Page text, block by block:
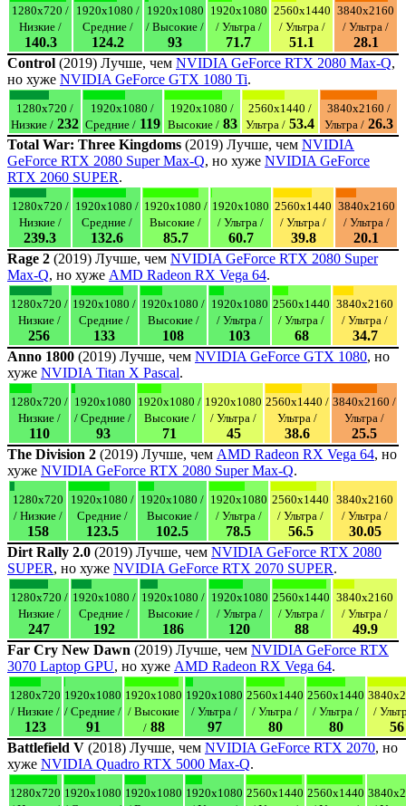
1280x720 /
Низкие /
140.3
1920x1080 /
Средние /
124.2
1920x1080
/ Высокие /
93
1920x1080
/ Ультра /
71.7
2560x1440
/ Ультра /
51.1
3840x2160
/ Ультра /
28.1
Control (2019) Лучше, чем NVIDIA GeForce RTX 2080 Max-Q,
но хуже NVIDIA GeForce GTX 1080 Ti.
1280x720 /
Низкие / 232
1920x1080 /
Средние / 119
1920x1080 /
Высокие / 83
2560x1440 /
Ультра / 53.4
3840x2160 /
Ультра / 26.3
Total War: Three Kingdoms (2019) Лучше, чем NVIDIA
GeForce RTX 2080 Super Max-Q, но хуже NVIDIA GeForce
RTX 2060 SUPER.
1280x720 /
Низкие /
239.3
1920x1080 /
Средние /
132.6
1920x1080 /
Высокие /
85.7
1920x1080
/ Ультра /
60.7
2560x1440
/ Ультра /
39.8
3840x2160
/ Ультра /
20.1
Rage 2 (2019) Лучше, чем NVIDIA GeForce RTX 2080 Super
Max-Q, но хуже AMD Radeon RX Vega 64.
1280x720 /
Низкие /
256
1920x1080 /
Средние /
133
1920x1080 /
Высокие /
108
1920x1080
/ Ультра /
103
2560x1440
/ Ультра /
68
3840x2160
/ Ультра /
34.7
Anno 1800 (2019) Лучше, чем NVIDIA GeForce GTX 1080, но
хуже NVIDIA Titan X Pascal.
1280x720 /
Низкие /
110
1920x1080
/ Средние /
93
1920x1080 /
Высокие /
71
1920x1080
/ Ультра /
45
2560x1440 /
Ультра /
38.6
3840x2160 /
Ультра /
25.5
The Division 2 (2019) Лучше, чем AMD Radeon RX Vega 64, но
хуже NVIDIA GeForce RTX 2080 Super Max-Q.
1280x720
/ Низкие /
158
1920x1080 /
Средние /
123.5
1920x1080 /
Высокие /
102.5
1920x1080
/ Ультра /
78.5
2560x1440
/ Ультра /
56.5
3840x2160
/ Ультра /
30.05
Dirt Rally 2.0 (2019) Лучше, чем NVIDIA GeForce RTX 2080
SUPER, но хуже NVIDIA GeForce RTX 2070 SUPER.
1280x720 /
Низкие /
247
1920x1080 /
Средние /
192
1920x1080 /
Высокие /
186
1920x1080
/ Ультра /
120
2560x1440
/ Ультра /
88
3840x2160
/ Ультра /
49.9
Far Cry New Dawn (2019) Лучше, чем NVIDIA GeForce RTX
3070 Laptop GPU, но хуже AMD Radeon RX Vega 64.
1280x720
/ Низкие /
123
1920x1080
/ Средние /
91
1920x1080
/ Высокие
/ 88
1920x1080
/ Ультра /
97
2560x1440
/ Ультра /
80
2560x1440
/ Ультра /
80
/
56
Battlefield V (2018) Лучше, чем NVIDIA GeForce RTX 2070, но
хуже NVIDIA Quadro RTX 5000 Max-Q.
1280x720 1920x1080 1920x1080 1920x1080 2560x1440 2560x1440